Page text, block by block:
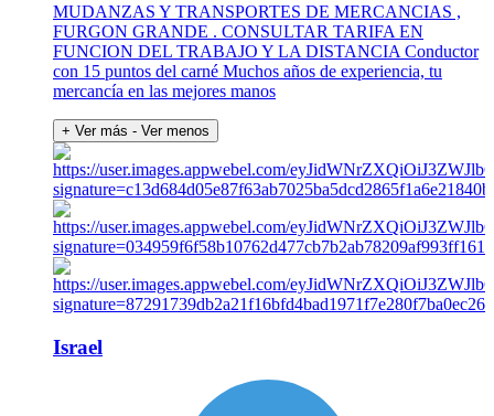
MUDANZAS Y TRANSPORTES DE MERCANCIAS ,
FURGON GRANDE . CONSULTAR TARIFA EN
FUNCION DEL TRABAJO Y LA DISTANCIA Conductor
con 15 puntos del carné Muchos años de experiencia, tu
mercancía en las mejores manos
+ Ver más - Ver menos
Israel